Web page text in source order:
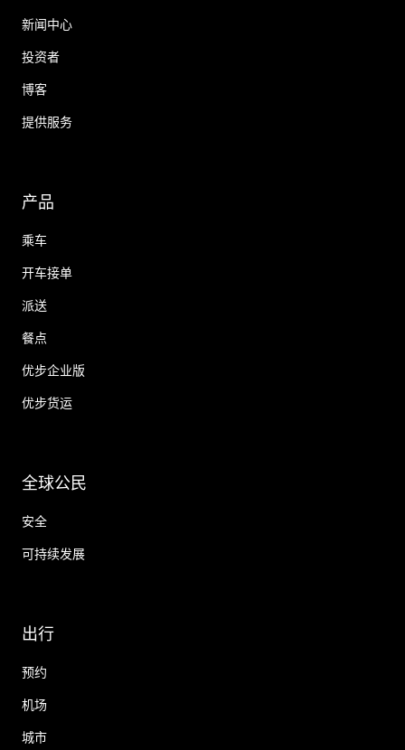
新闻中心
投资者
博客
提供服务
产品
乘车
开车接单
派送
餐点
优步企业版
优步货运
全球公民
安全
可持续发展
出行
预约
机场
城市